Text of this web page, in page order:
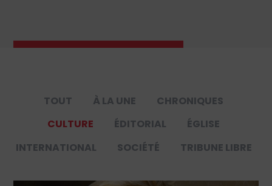
TOUT À LA UNE
CHRONIQUES
CULTURE
ÉDITORIAL
ÉGLISE
INTERNATIONAL
SOCIÉTÉ TRIBUNE LIBRE